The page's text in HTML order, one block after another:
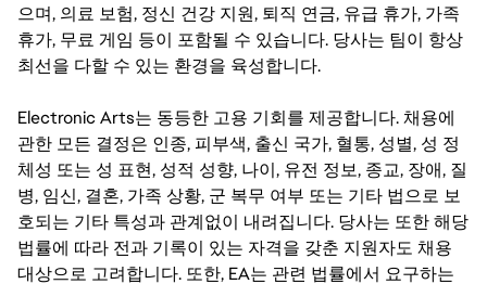
으며, 의료 보험, 정신 건강 지원, 퇴직 연금, 유급 휴가, 가족
휴가, 무료 게임 등이 포함될 수 있습니다. 당사는 팀이 항상
최선을 다할 수 있는 환경을 육성합니다.
Electronic Arts는 동등한 고용 기회를 제공합니다. 채용에
관한 모든 결정은 인종, 피부색, 출신 국가, 혈통, 성별, 성 정
체성 또는 성 표현, 성적 성향, 나이, 유전 정보, 종교, 장애, 질
병, 임신, 결혼, 가족 상황, 군 복무 여부 또는 기타 법으로 보
호되는 기타 특성과 관계없이 내려집니다. 당사는 또한 해당
법률에 따라 전과 기록이 있는 자격을 갖춘 지원자도 채용
대상으로 고려합니다. 또한, EA는 관련 법률에서 요구하는